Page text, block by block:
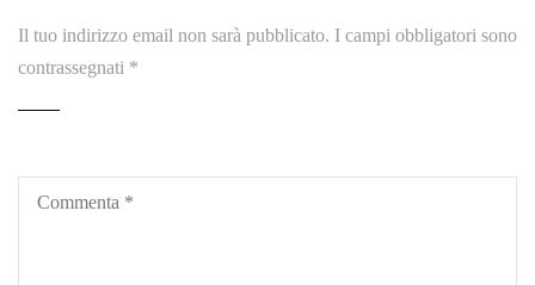
Il tuo indirizzo email non sarà pubblicato. I campi obbligatori sono
contrassegnati *